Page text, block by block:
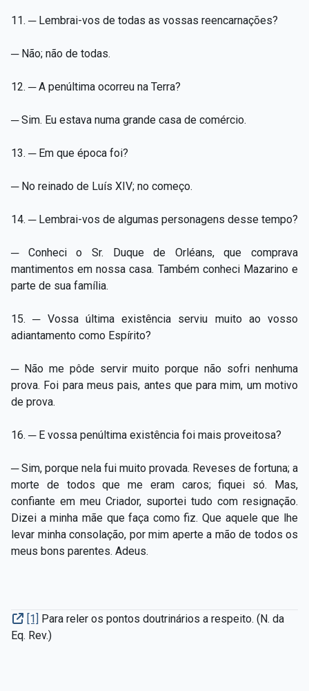
11. ─ Lembrai-vos de todas as vossas reencarnações?
─ Não; não de todas.
12. ─ A penúltima ocorreu na Terra?
─ Sim. Eu estava numa grande casa de comércio.
13. ─ Em que época foi?
─ No reinado de Luís XIV; no começo.
14. ─ Lembrai-vos de algumas personagens desse tempo?
─ Conheci o Sr. Duque de Orléans, que comprava
mantimentos em nossa casa. Também conheci Mazarino e
parte de sua família.
15. ─ Vossa última existência serviu muito ao vosso
adiantamento como Espírito?
─ Não me pôde servir muito porque não sofri nenhuma
prova. Foi para meus pais, antes que para mim, um motivo
de prova.
16. ─ E vossa penúltima existência foi mais proveitosa?
─ Sim, porque nela fui muito provada. Reveses de fortuna; a
morte de todos que me eram caros; fiquei só. Mas,
confiante em meu Criador, suportei tudo com resignação.
Dizei a minha mãe que faça como fiz. Que aquele que lhe
levar minha consolação, por mim aperte a mão de todos os
meus bons parentes. Adeus.
[1] Para reler os pontos doutrinários a respeito. (N. da
Eq. Rev.)